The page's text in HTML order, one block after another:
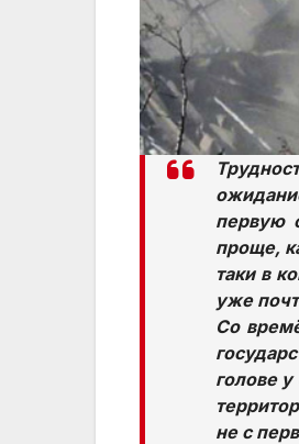
первую
проще,
таки в
уже
Со
голове
не с